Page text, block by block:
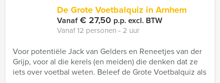
De Grote Voetbalquiz in Arnhem
Vanaf€ 27,50 p.p. excl. BTW
Vanaf 12 personen ‐ 2 uur
Voor potentiële Jack van Gelders en Reneetjes van der
Grijp, voor al die kerels (en meiden) die denken dat ze
iets over voetbal weten. Beleef de Grote Voetbalquiz als